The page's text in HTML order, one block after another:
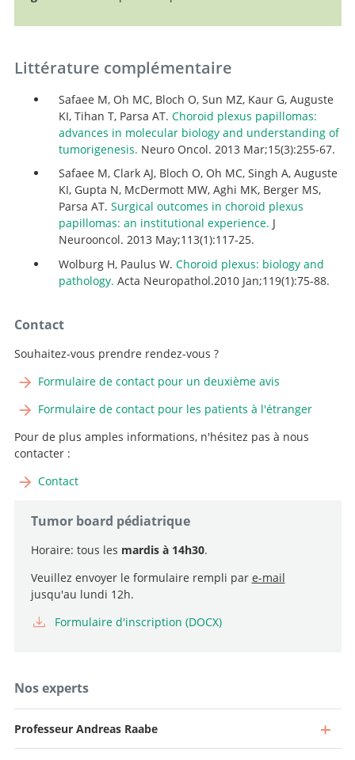
Littérature complémentaire
Safaee M, Oh MC, Bloch O, Sun MZ, Kaur G, Auguste
KI, Tihan T, Parsa AT. Choroid plexus papillomas:
advances in molecular biology and understanding of
tumorigenesis. Neuro Oncol. 2013 Mar;15(3):255-67.
Safaee M, Clark AJ, Bloch O, Oh MC, Singh A, Auguste
KI, Gupta N, McDermott MW, Aghi MK, Berger MS,
Parsa AT. Surgical outcomes in choroid plexus
papillomas: an institutional experience. J
Neurooncol. 2013 May;113(1):117-25.
Wolburg H, Paulus W. Choroid plexus: biology and
pathology. Acta Neuropathol.2010 Jan;119(1):75-88.
Contact
Souhaitez-vous prendre rendez-vous ?
Formulaire de contact pour un deuxième avis
Formulaire de contact pour les patients à l'étranger
Pour de plus amples informations, n'hésitez pas à nous
contacter :
Contact
Tumor board pédiatrique
Horaire: tous les mardis à 14h30.
Veuillez envoyer le formulaire rempli par e-mail
jusqu'au lundi 12h.
Formulaire d'inscription (DOCX)
Nos experts
Professeur Andreas Raabe